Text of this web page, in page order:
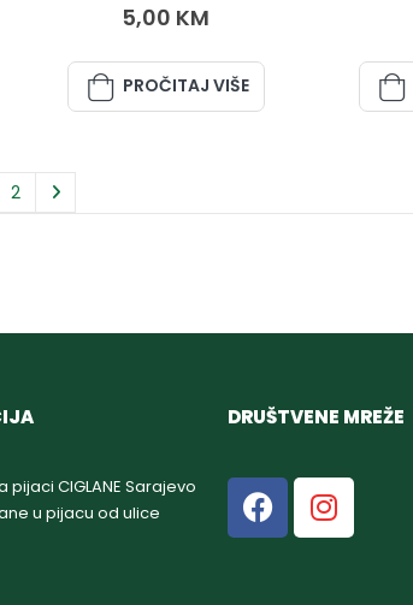
5,00 KM
PROČITAJ VIŠE
2
pijaci CIGLANE Sarajevo
u pijacu od ulice
DRUŠTVENE MREŽE